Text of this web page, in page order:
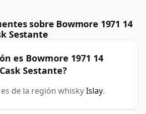
sobre Bowmore 1971 14
Sestante
es Bowmore 1971 14
Sestante?
de la región whiskyIslay.